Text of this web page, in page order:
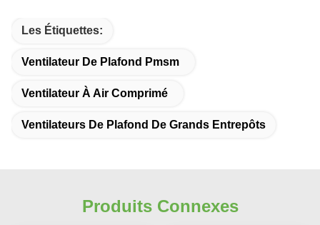
Les Étiquettes:
Ventilateur De Plafond Pmsm
Ventilateur À Air Comprimé
Ventilateurs De Plafond De Grands Entrepôts
Produits Connexes